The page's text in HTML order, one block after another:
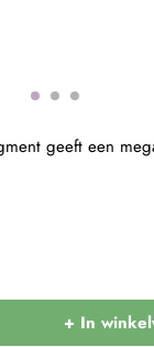
+ In
geeft een